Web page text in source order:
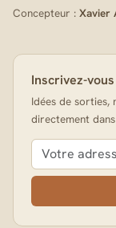
Concepteur : Xavier
Inscrivez-
Idées de sorties,
directement